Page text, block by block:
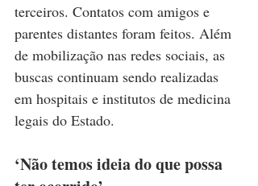
terceiros. Contatos com amigos e
parentes distantes foram feitos. Além
de mobilização nas redes sociais, as
buscas continuam sendo realizadas
em hospitais e institutos de medicina
legais do Estado.
‘Não temos ideia do que possa